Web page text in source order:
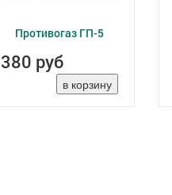
Противогаз ГП-5
380 руб